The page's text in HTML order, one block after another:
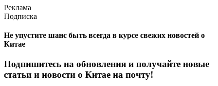
Реклама
Подписка
Не упустите шанс быть всегда в курсе свежих новостей о
Китае
Подпишитесь на обновления и получайте новые
статьи и новости о Китае на почту!